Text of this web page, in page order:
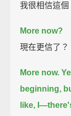
我很相信這個
More now?
現在更信了？
More now.
beginning,
like,